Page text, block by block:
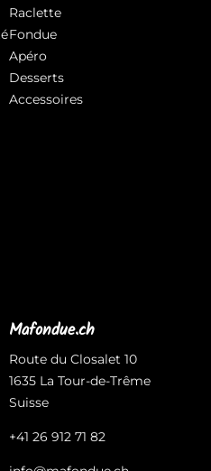
Raclette
Fondue
Apéro
Desserts
Accessoires
Mafondue.ch
Route du Closalet 10
1635 La Tour-de-Trême
Suisse
+41 26 912 71 82